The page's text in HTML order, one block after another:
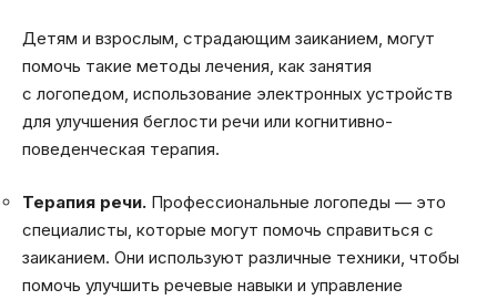
Детям и взрослым, страдающим заиканием, могут
помочь такие методы лечения, как занятия
с логопедом, использование электронных устройств
для улучшения беглости речи или когнитивно-
поведенческая терапия.
Терапия речи. Профессиональные логопеды — это
специалисты, которые могут помочь справиться с
заиканием. Они используют различные техники, чтобы
помочь улучшить речевые навыки и управление